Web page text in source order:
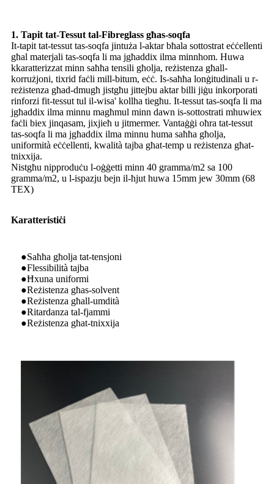
1. Tapit tat-Tessut tal-Fibreglass għas-soqfa
It-tapit tat-tessut tas-soqfa jintuża l-aktar bħala sottostrat eċċellenti
għal materjali tas-soqfa li ma jgħaddix ilma minnhom. Huwa
kkaratterizzat minn saħħa tensili għolja, reżistenza għall-
korrużjoni, tixrid faċli mill-bitum, eċċ. Is-saħħa lonġitudinali u r-
reżistenza għad-dmugħ jistgħu jittejbu aktar billi jiġu inkorporati
rinforzi fit-tessut tul il-wisa' kollha tiegħu. It-tessut tas-soqfa li ma
jgħaddix ilma minnu magħmul minn dawn is-sottostrati mhuwiex
faċli biex jinqasam, jixjieħ u jitmermer. Vantaġġi oħra tat-tessut
tas-soqfa li ma jgħaddix ilma minnu huma saħħa għolja,
uniformità eċċellenti, kwalità tajba għat-temp u reżistenza għat-
tnixxija.
Nistgħu nipproduċu l-oġġetti minn 40 gramma/m2 sa 100
gramma/m2, u l-ispazju bejn il-ħjut huwa 15mm jew 30mm (68
TEX)
Karatteristiċi
●Saħħa għolja tat-tensjoni
●Flessibilità tajba
●Ħxuna uniformi
●Reżistenza għas-solvent
●Reżistenza għall-umdità
●Ritardanza tal-fjammi
●Reżistenza għat-tnixxija